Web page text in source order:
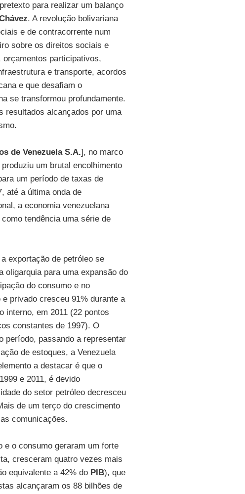
para realizar um balanço
. A revolução bolivariana
e de contracorrente num
sobre os direitos sociais e
participativos,
e transporte, acordos
e que desafiam o
se transformou profundamente.
resultados alcançados por uma
de Venezuela S.A.], no marco
um brutal encolhimento
um período de taxas de
até a última onda de
a economia venezuelana
tendência uma série de
exportação de petróleo se
oligarquia para uma expansão do
do consumo e no
privado cresceu 91% durante a
interno, em 2011 (22 pontos
constantes de 1997). O
período, passando a representar
de estoques, a Venezuela
a destacar é que o
e 2011, é devido
do setor petróleo decresceu
de um terço do crescimento
comunicações.
e o consumo geraram um forte
cresceram quatro vezes mais
equivalente a 42% do PIB), que
alcançaram os 88 bilhões de